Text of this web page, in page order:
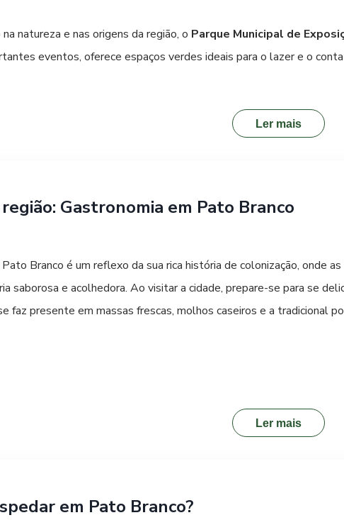
natureza e nas origens da região, o Parque Municipal de
eventos, oferece espaços verdes ideais para o lazer e o
conhecimento. Ao visitar estes locais, você terá uma visão
Ler mais
Gastronomia em Pato Branco
Branco é um reflexo da sua rica história de colonização, onde
saborosa e acolhedora. Ao visitar a cidade, prepare-se para se
faz presente em massas frescas, molhos caseiros e a tradicional
com pratos que utilizam ingredientes frescos e sazonais.
que são o fechamento perfeito para qualquer refeição. Com a
Ler mais
em Pato Branco?